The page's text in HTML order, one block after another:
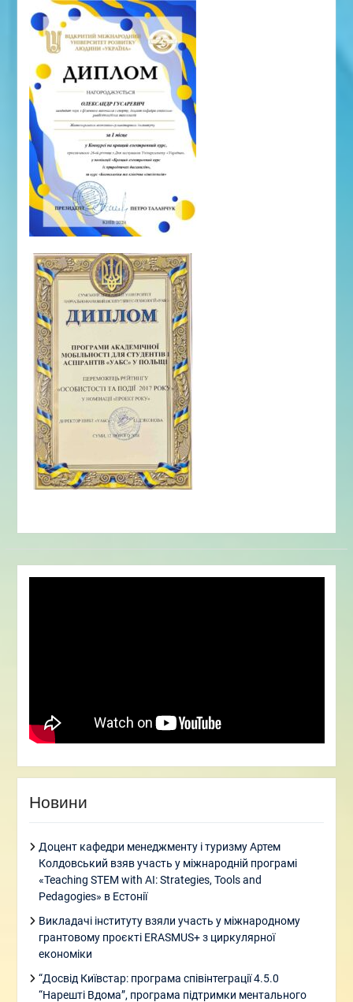
Новини
Доцент кафедри менеджменту і туризму Артем
Колдовський взяв участь у міжнародній програмі
«Teaching STEM with AI: Strategies, Tools and
Pedagogies» в Естонії
Викладачі інституту взяли участь у міжнародному
грантовому проєкті ERASMUS+ з циркулярної
економіки
“Досвід Київстар: програма співінтеграції 4.5.0
“Нарешті Вдома”, програма підтримки ментального